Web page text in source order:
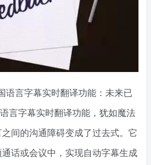
语言字幕实时翻译功能：未来已
言字幕实时翻译功能，犹如魔法
间的沟通障碍变成了过去式。它
话或会议中，实现自动字幕生成